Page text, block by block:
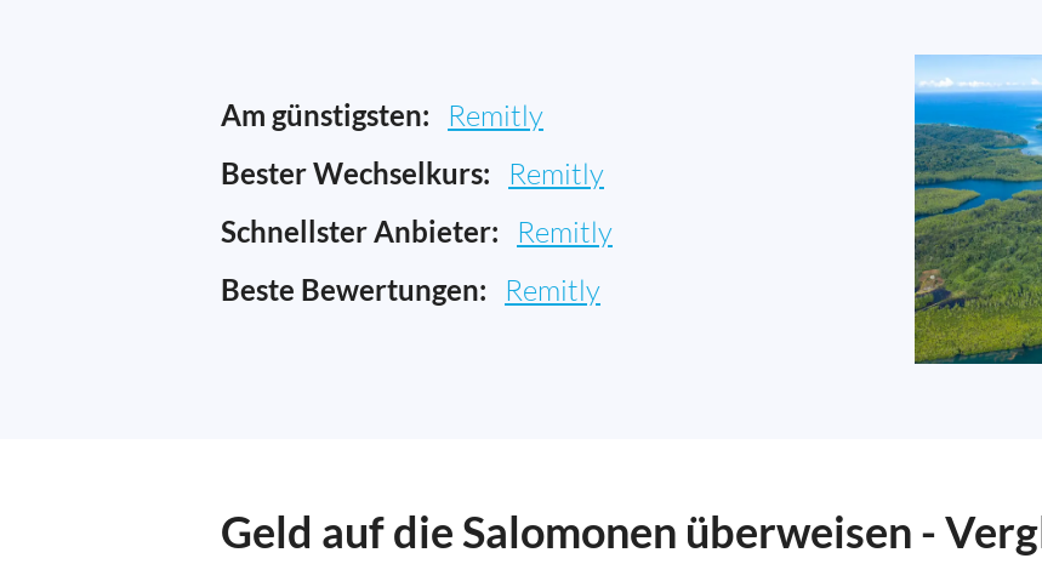
Am günstigsten: Remitly
Bester Wechselkurs: Remitly
Schnellster Anbieter: Remitly
Beste Bewertungen: Remitly
Geld auf die Salomonen überweisen -